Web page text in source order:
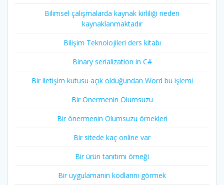
Bilimsel çalışmalarda kaynak kirliliği neden
kaynaklanmaktadır
Bilişim Teknolojileri ders kitabı
Binary serialization in C#
Bir iletişim kutusu açık olduğundan Word bu işlemi
Bir Önermenin Olumsuzu
Bir önermenin Olumsuzu örnekleri
Bir sitede kaç online var
Bir ürün tanıtımı örneği
Bir uygulamanın kodlarını görmek